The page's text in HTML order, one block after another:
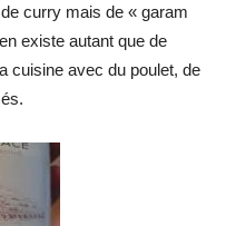
curry mais de « garam
existe autant que de
cuisine avec du poulet, de